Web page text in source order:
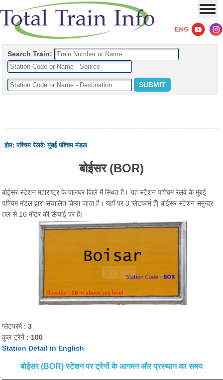
Search Train:
होम:पश्चिम रेलवे:मुंबई पश्चिम मंडल
बोईसर (BOR)
बोईसर स्टेशन महाराष्ट्र के पालघर ज़िले में स्थित है। यह स्टैशन पश्चिम रेलवे के मुंबई
पश्चिम मंडल द्वारा संचालित किया जाता है। यहाँ पर 3 प्लेटफार्म हैं| बोईसर स्टेशन समुन्द्र
तल से 16 मीटर की ऊंचाई पर हैं|
प्लेटफार्म :3
कुल ट्रेनें : 100
Station Detail in English
बोईसर (BOR) स्टेशन पर ट्रेनों के आगमन और प्रस्थान का समय